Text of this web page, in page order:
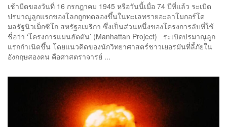
เช้ามืดของวันที่ 16 กรกฎาคม 1945 หรือวันนี้เมื่อ 74 ปีที่แล้ว ระเบิด
ปรมาณูลูกแรกของโลกถูกทดลองขึ้นในทะเลทรายอะลาโมกอร์โด
มลรัฐนิวเม็กซิโก สหรัฐอเมริกา ซึ่งเป็นส่วนหนึ่งของโครงการลับที่ใช้
ชื่อว่า ‘โครงการแมนฮัตตัน’ (Manhattan Project) ระเบิดปรมาณูลูก
แรกกำเนิดขึ้น โดยแนวคิดของนักวิทยาศาสตร์ชาวเยอรมันที่ลี้ภัยใน
อังกฤษสองคน คือศาสตราจารย์ ...